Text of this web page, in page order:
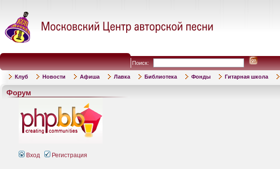
Поиск:
Клуб Новости Афиша Лавка Библиотека Фонды Гитарная школа
Форум
Вход Регистрация